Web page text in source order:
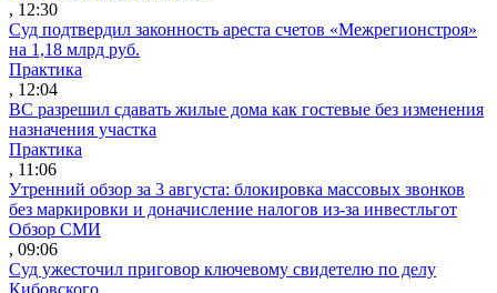
, 12:30
Суд подтвердил законность ареста счетов «Межрегионстроя»
на 1,18 млрд руб.
Практика
, 12:04
ВС разрешил сдавать жилые дома как гостевые без изменения
назначения участка
Практика
, 11:06
Утренний обзор за 3 августа: блокировка массовых звонков
без маркировки и доначисление налогов из-за инвестльгот
Обзор СМИ
, 09:06
Суд ужесточил приговор ключевому свидетелю по делу
Кибовского